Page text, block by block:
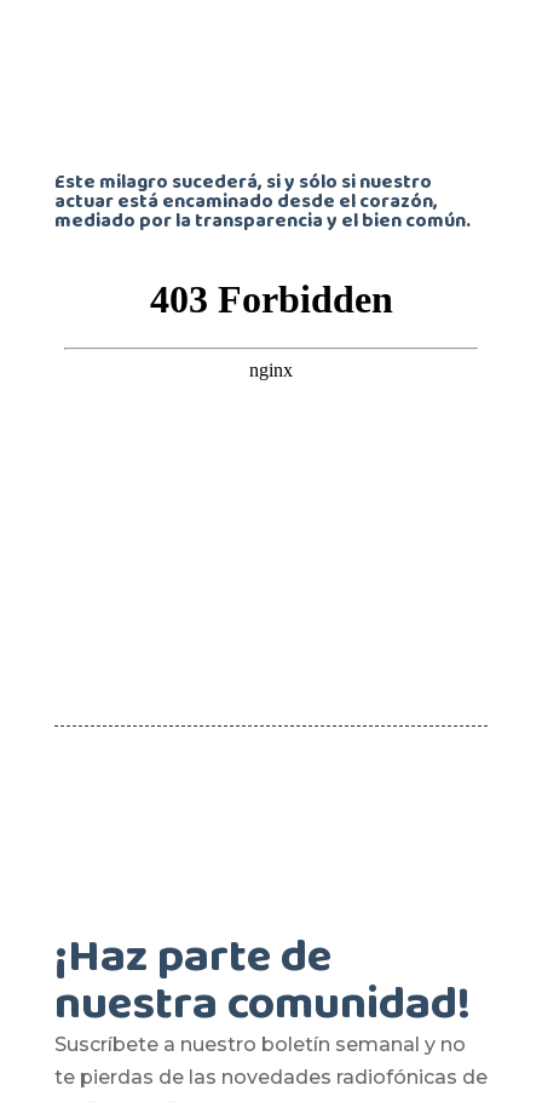
Este milagro sucederá, si y sólo si nuestro
actuar está encaminado desde el corazón,
mediado por la transparencia y el bien común.
¡Haz parte de
nuestra comunidad!
Suscríbete a nuestro boletín semanal y no
te pierdas de las novedades radiofónicas de